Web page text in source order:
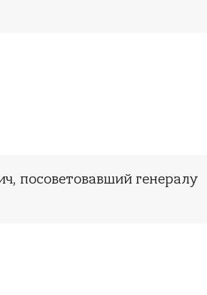
посоветовавший генералу